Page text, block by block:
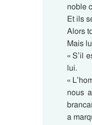
noble
Et ils
Alors
Mais
« S’il
lui.
«
nous
a